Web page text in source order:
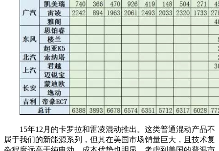
15年12月的卡罗拉和雷凌混动推出。这类普通混动产品不
属于我们的新能源系列，但其在美国市场销量巨大，且技术复